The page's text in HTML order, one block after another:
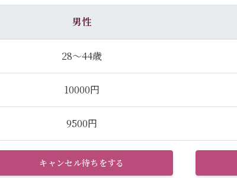
男性
28～44歳
10000円
9500円
キャンセル待ちをする